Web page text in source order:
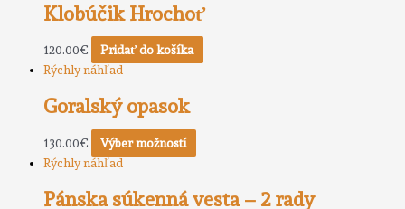
Klobúčik Hrochoť
120.00€
Pridať do košíka
Rýchly náhľad
Goralský opasok
130.00€
Výber možností
Rýchly náhľad
Pánska súkenná vesta – 2 rady